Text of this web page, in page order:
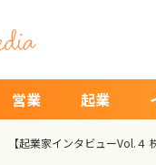
営業 起業
【起業家インタビューVol.